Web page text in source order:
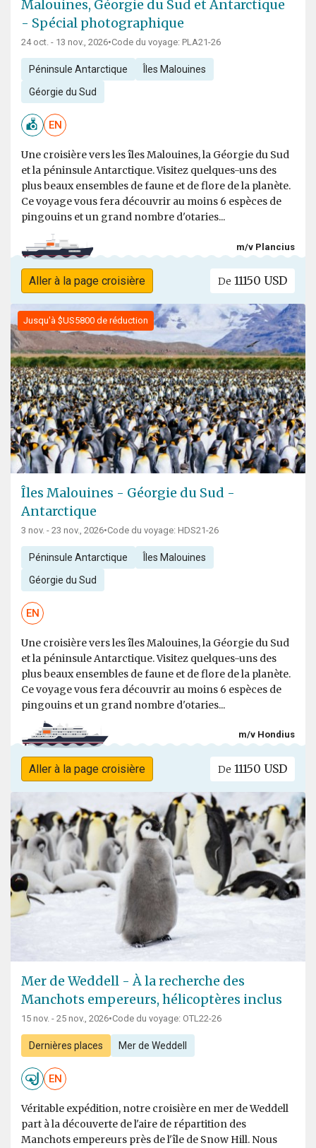
Malouines, Géorgie du Sud et Antarctique
- Spécial photographique
24 oct. - 13 nov., 2026•Code du voyage: PLA21-26
Péninsule Antarctique Îles Malouines
Géorgie du Sud
EN
Une croisière vers les îles Malouines, la Géorgie du Sud
et la péninsule Antarctique. Visitez quelques-uns des
plus beaux ensembles de faune et de flore de la planète.
Ce voyage vous fera découvrir au moins 6 espèces de
pingouins et un grand nombre d'otaries...
m/v Plancius
Aller à la page croisière De 11150 USD
Jusqu'à $US5800 de réduction
Îles Malouines - Géorgie du Sud -
Antarctique
3 nov. - 23 nov., 2026•Code du voyage: HDS21-26
Péninsule Antarctique Îles Malouines
Géorgie du Sud
EN
Une croisière vers les îles Malouines, la Géorgie du Sud
et la péninsule Antarctique. Visitez quelques-uns des
plus beaux ensembles de faune et de flore de la planète.
Ce voyage vous fera découvrir au moins 6 espèces de
pingouins et un grand nombre d'otaries...
m/v Hondius
Aller à la page croisière De 11150 USD
Mer de Weddell - À la recherche des
Manchots empereurs, hélicoptères inclus
15 nov. - 25 nov., 2026•Code du voyage: OTL22-26
Dernières places Mer de Weddell
EN
Véritable expédition, notre croisière en mer de Weddell
part à la découverte de l'aire de répartition des
Manchots empereurs près de l'île de Snow Hill. Nous